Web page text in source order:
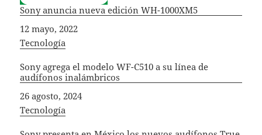
Sony anuncia nueva edición WH-1000XM5
Fecha
12 mayo, 2022
In relation to
Tecnología
Sony agrega el modelo WF-C510 a su línea de
audífonos inalámbricos
Fecha
26 agosto, 2024
In relation to
Tecnología